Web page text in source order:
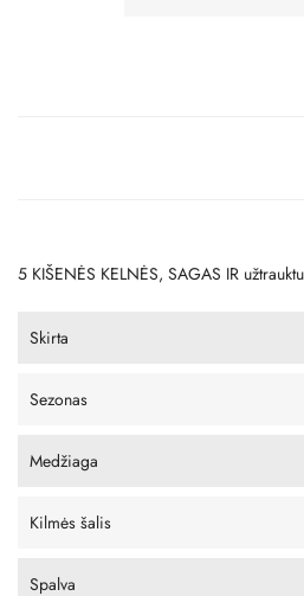
5 KIŠENĖS KELNĖS, SAGAS IR
Skirta
Sezonas
Medžiaga
Kilmės šalis
Spalva